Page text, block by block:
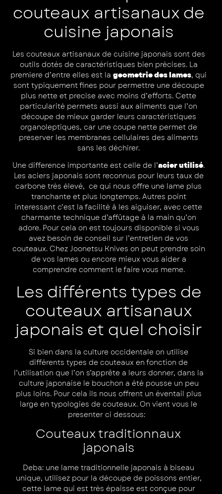
couteaux artisanaux de
cuisine japonais
Les couteaux artisanaux de cuisine japonais sont des
outils dotés de caractéristiques bien précises. La
premiere d’entre elles est la geometrie des lames, qui
sont typiquement fines pour permettre une découpe
plus nette et precise avec moins d’efforts. Cette
particularité permets aussi aux aliments que l’on
découpe de mieux garder leurs caractéristiques
organoleptiques, car une coupe nette permet de
preserver les membranes cellulaires des aliments
sans les déchirer.
Une difference importante est celle de l’acier utilisé.
Les aciers japonais sont reconnus pour leurs taux de
carbone très élevé, ce qui nous offre une lame plus
tranchante et plus longtemps. Autres point
interessant c’est la facilité à les aiguiser, avec cette
charmante technique d’affûtage à la main qu’on
adore. Pour cela on est toujours disponible si vous
avez besoin de conseil sur l’entretien de vos
couteaux. Chez Joonetsu Knives on peut prendre soin
de vos lames ou encore mieux vous aider a
comprendre comment le faire vous meme.
Les différents types de
couteaux artisanaux
japonais et quel choisir
Si bien dans la culture occidentale on utilise
différents types de couteaux en fonction de
l’utilisation que l’on s’apprête a leurs donner, dans la
culture japonaise le bouchon a été pousse un peu
plus loins. Pour cela ils nous offrent un éventail plus
large en typologies de couteaux. On vient vous le
presenter ci dessous:
Couteaux traditionnaux
japonais
Deba: une lame traditionnelle japonais à biseau
unique, utilisez pour la découpe de poissons entier,
cette lame qui est très épaisse est conçue pour